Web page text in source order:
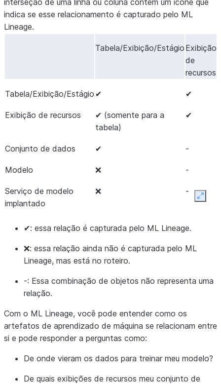
interseção de uma linha ou coluna contém um ícone que
indica se esse relacionamento é capturado pelo ML
Lineage.
Tabela/Exibição/Estágio Exibição
de
recursos
Tabela/Exibição/Estágio ✔ ✔
Exibição de recursos
✔ (somente para a
tabela)
✔
Conjunto de dados ✔ -
Modelo ❌ -
Serviço de modelo
implantado
❌ -
✔: essa relação é capturada pelo ML Lineage.
❌: essa relação ainda não é capturada pelo ML
Lineage, mas está no roteiro.
-: Essa combinação de objetos não representa uma
relação.
Com o ML Lineage, você pode entender como os
artefatos de aprendizado de máquina se relacionam entre
si e pode responder a perguntas como:
De onde vieram os dados para treinar meu modelo?
De quais exibições de recursos meu conjunto de